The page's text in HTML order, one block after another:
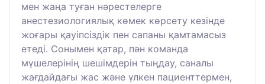
мен жаңа туған нәрестелерге
анестезиологиялық көмек көрсету кезінде
жоғары қауіпсіздік пен сапаны қамтамасыз
етеді. Сонымен қатар, пән команда
мүшелерінің шешімдерін тыңдау, саналы
жағдайдағы жас және үлкен пациенттермен,